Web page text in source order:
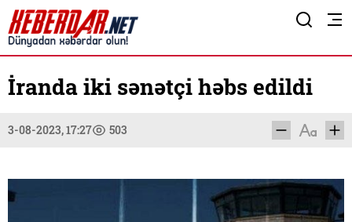
İranda iki sənətçi həbs edildi
3-08-2023, 17:27 503